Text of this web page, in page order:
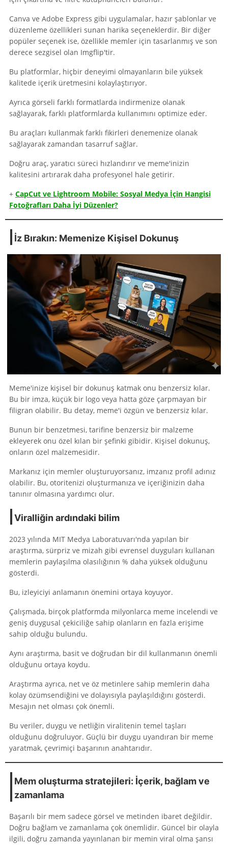
Canva ve Adobe Express gibi uygulamalar, hazır şablonlar ve
düzenleme özellikleri sunan harika seçeneklerdir. Bir diğer
popüler seçenek ise, özellikle memler için tasarlanmış ve son
derece sezgisel olan Imgflip'tir.
Bu platformlar, hiçbir deneyimi olmayanların bile yüksek
kalitede içerik üretmesini kolaylaştırıyor.
Ayrıca görseli farklı formatlarda indirmenize olanak
sağlayarak, farklı platformlarda kullanımını optimize eder.
Bu araçları kullanmak farklı fikirleri denemenize olanak
sağlayarak zamandan tasarruf sağlar.
Doğru araç, yaratıcı süreci hızlandırır ve meme'inizin
kalitesini artırarak daha profesyonel hale getirir.
+ CapCut ve Lightroom Mobile: Sosyal Medya İçin Hangisi
Fotoğrafları Daha İyi Düzenler?
İz Bırakın: Memenize Kişisel Dokunuş
Meme'inize kişisel bir dokunuş katmak onu benzersiz kılar.
Bu bir imza, küçük bir logo veya hatta göze çarpmayan bir
filigran olabilir. Bu detay, meme'i özgün ve benzersiz kılar.
Bunun bir benzetmesi, tarifine benzersiz bir malzeme
ekleyerek onu özel kılan bir şefinki gibidir. Kişisel dokunuş,
onların özel malzemesidir.
Markanız için memler oluşturuyorsanız, imzanız profil adınız
olabilir. Bu, otoritenizi oluşturmanıza ve içeriğinizin daha
tanınır olmasına yardımcı olur.
Viralliğin ardındaki bilim
2023 yılında MIT Medya Laboratuvarı'nda yapılan bir
araştırma, sürpriz ve mizah gibi evrensel duyguları kullanan
memlerin paylaşılma olasılığının % daha yüksek olduğunu
gösterdi.
Bu, izleyiciyi anlamanın önemini ortaya koyuyor.
Çalışmada, birçok platformda milyonlarca meme incelendi ve
geniş duygusal çekiciliğe sahip olanların en fazla erişime
sahip olduğu bulundu.
Aynı araştırma, basit ve doğrudan bir dil kullanmanın önemli
olduğunu ortaya koydu.
Araştırma ayrıca, net ve öz metinlere sahip memlerin daha
kolay özümsendiğini ve dolayısıyla paylaşıldığını gösterdi.
Mesajın net olması çok önemli.
Bu veriler, duygu ve netliğin viralitenin temel taşları
olduğunu doğruluyor. Güçlü bir duygu uyandıran bir meme
yaratmak, çevrimiçi başarının anahtarıdır.
Mem oluşturma stratejileri: İçerik, bağlam ve
zamanlama
Başarılı bir mem sadece görsel ve metinden ibaret değildir.
Doğru bağlam ve zamanlama çok önemlidir. Güncel bir olayla
ilgili, doğru zamanda yayınlanan bir memin viral olma şansı